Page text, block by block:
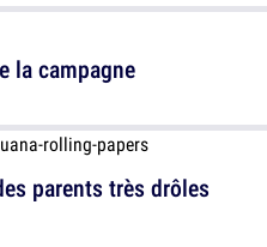
parents très drôles
la campagne